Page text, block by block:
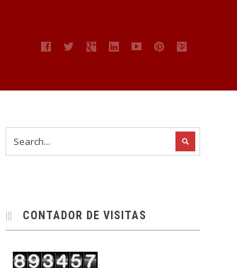
CONTADOR DE VISITAS